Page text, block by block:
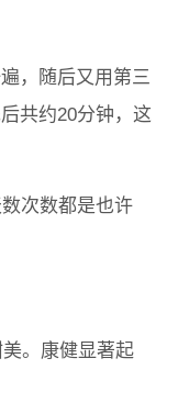
，随后又用第三
共约20分钟，这
次数都是也许
。康健显著起